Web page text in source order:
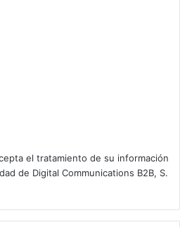
el tratamiento de su información
de Digital Communications B2B, S.